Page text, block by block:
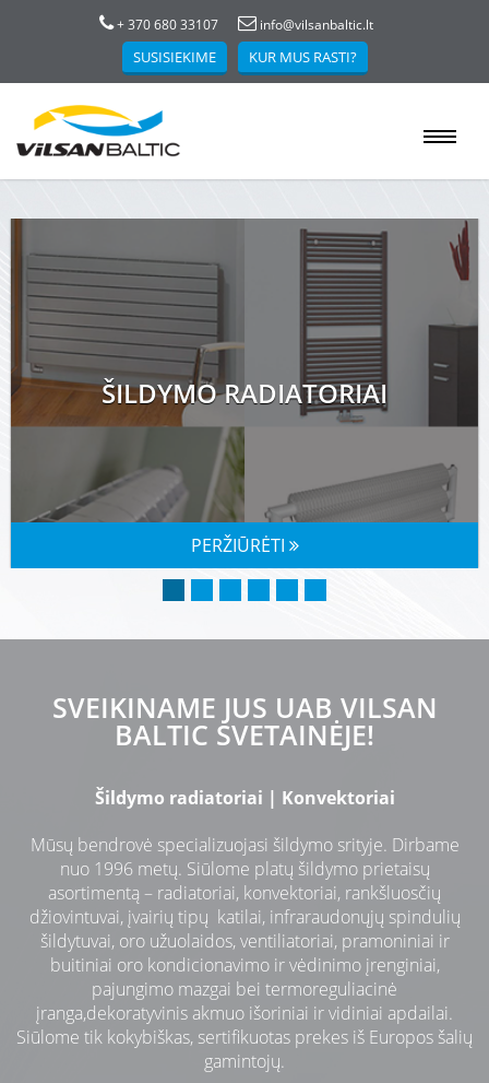
+ 370 680 33107 info@vilsanbaltic.lt
SUSISIEKIME KUR MUS RASTI?
ŠILDYMO RADIATORIAI
PERŽIŪRĖTI
SVEIKINAME JUS UAB VILSAN
BALTIC SVETAINĖJE!
Šildymo radiatoriai | Konvektoriai
Mūsų bendrovė specializuojasi šildymo srityje. Dirbame
nuo 1996 metų. Siūlome platų šildymo prietaisų
asortimentą – radiatoriai, konvektoriai, rankšluosčių
džiovintuvai, įvairių tipų katilai, infraraudonųjų spindulių
šildytuvai, oro užuolaidos, ventiliatoriai, pramoniniai ir
buitiniai oro kondicionavimo ir vėdinimo įrenginiai,
pajungimo mazgai bei termoreguliacinė
įranga,dekoratyvinis akmuo išoriniai ir vidiniai apdailai.
Siūlome tik kokybiškas, sertifikuotas prekes iš Europos šalių
gamintojų.